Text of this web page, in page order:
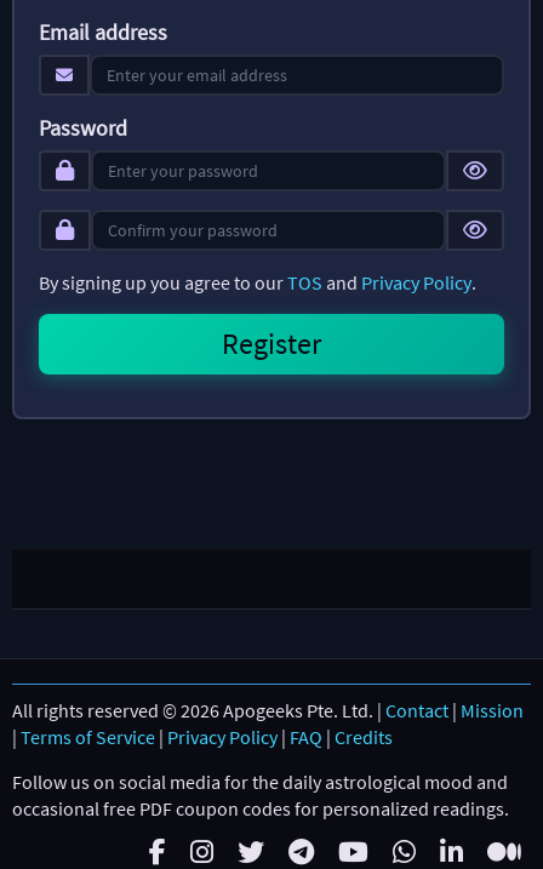
Email address
Password
By signing up you agree to ourTOS and Privacy Policy.
All rights reserved © 2026 Apogeeks Pte. Ltd. | Contact | Mission
| Terms of Service | Privacy Policy| FAQ | Credits
Follow us on social media for the daily astrological mood and
occasional free PDF coupon codes for personalized readings.